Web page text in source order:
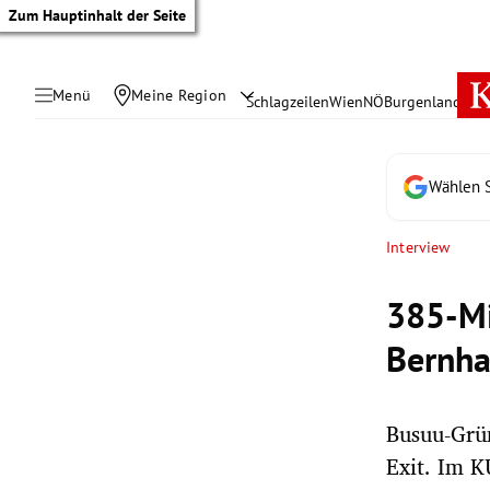
Zum Hauptinhalt der Seite
Menü Meine Region SchlagzeilenWienNÖBurgenland
Wählen
Interview
385-
Busuu-
Exit. Im